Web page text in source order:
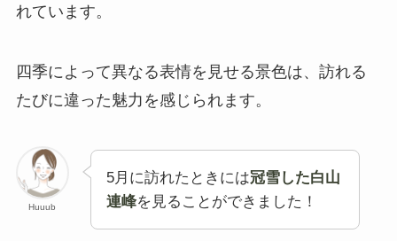
れています。
四季によって異なる表情を見せる景色は、訪れる
たびに違った魅力を感じられます。
Huuub
5月に訪れたときには冠雪した白山
連峰を見ることができました！